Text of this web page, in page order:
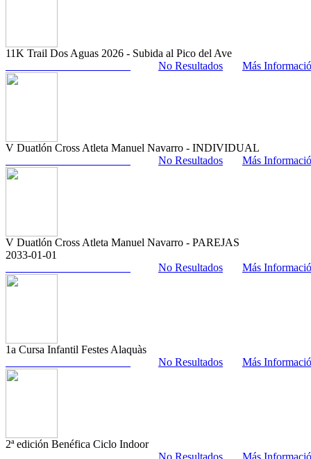
11K Trail Dos Aguas 2026 - Subida al Pico del Ave
No Resultados
Más
V Duatlón Cross Atleta Manuel Navarro - INDIVIDUAL
No Resultados
Más
V Duatlón Cross Atleta Manuel Navarro - PAREJAS
2033-01-01
No Resultados
Más
1a Cursa Infantil Festes Alaquàs
No Resultados
Más
2ª edición Benéfica Ciclo Indoor
No Resultados
Más